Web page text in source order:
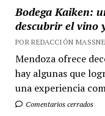
Bodega Kaiken:
descubrir el vino
POR REDACCIÓN
Mendoza ofrece
hay algunas que
una experiencia
Comentarios cerrados